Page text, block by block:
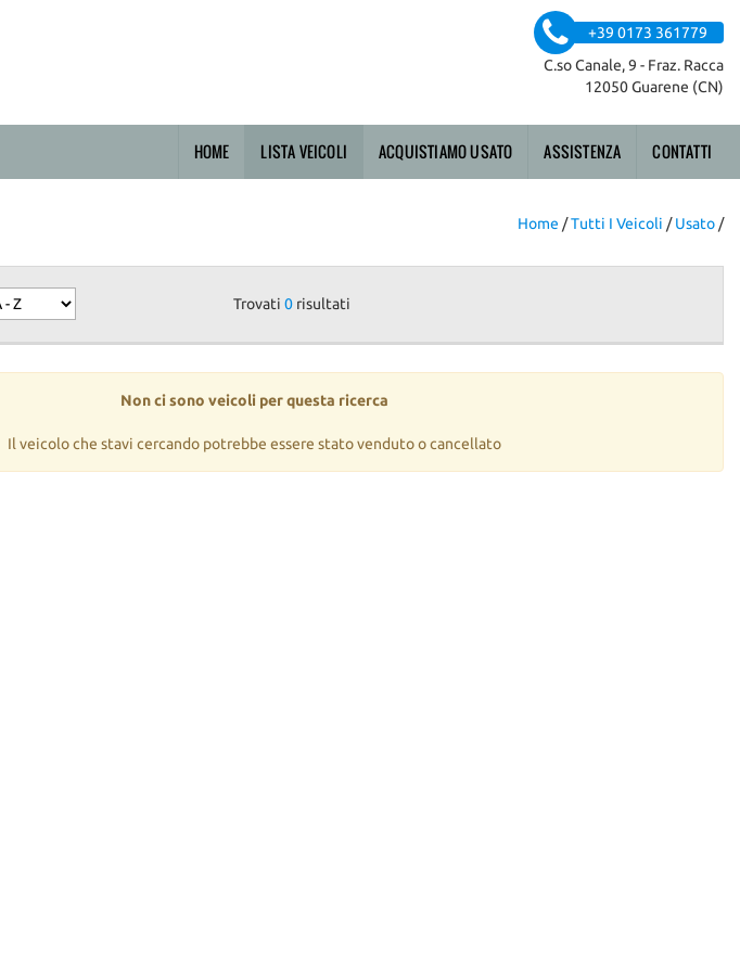
+39 0173 361779
C.so Canale, 9 - Fraz. Racca
12050 Guarene (CN)
HOME LISTA VEICOLI ACQUISTIAMO USATO ASSISTENZA CONTATTI
Home /Tutti I Veicoli /Usato /
Trovati0 risultati
Non ci sono veicoli per questa ricerca
Il veicolo che stavi cercando potrebbe essere stato venduto o cancellato